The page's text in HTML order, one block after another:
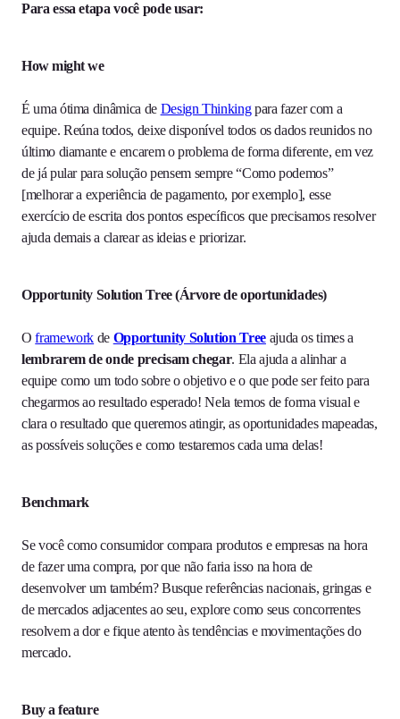
Para essa etapa você pode usar:
How might we
É uma ótima dinâmica de Design Thinkingpara fazer com a
equipe. Reúna todos, deixe disponível todos os dados reunidos no
último diamante e encarem o problema de forma diferente, em vez
de já pular para solução pensem sempre “Como podemos”
[melhorar a experiência de pagamento, por exemplo], esse
exercício de escrita dos pontos específicos que precisamos resolver
ajuda demais a clarear as ideias e priorizar.
Opportunity Solution Tree (Árvore de oportunidades)
Oframework de Opportunity Solution Treeajuda os times a
lembrarem de onde precisam chegar. Ela ajuda a alinhar a
equipe como um todo sobre o objetivo e o que pode ser feito para
chegarmos ao resultado esperado! Nela temos de forma visual e
clara o resultado que queremos atingir, as oportunidades mapeadas,
as possíveis soluções e como testaremos cada uma delas!
Benchmark
Se você como consumidor compara produtos e empresas na hora
de fazer uma compra, por que não faria isso na hora de
desenvolver um também? Busque referências nacionais, gringas e
de mercados adjacentes ao seu, explore como seus concorrentes
resolvem a dor e fique atento às tendências e movimentações do
mercado.
Buy a feature